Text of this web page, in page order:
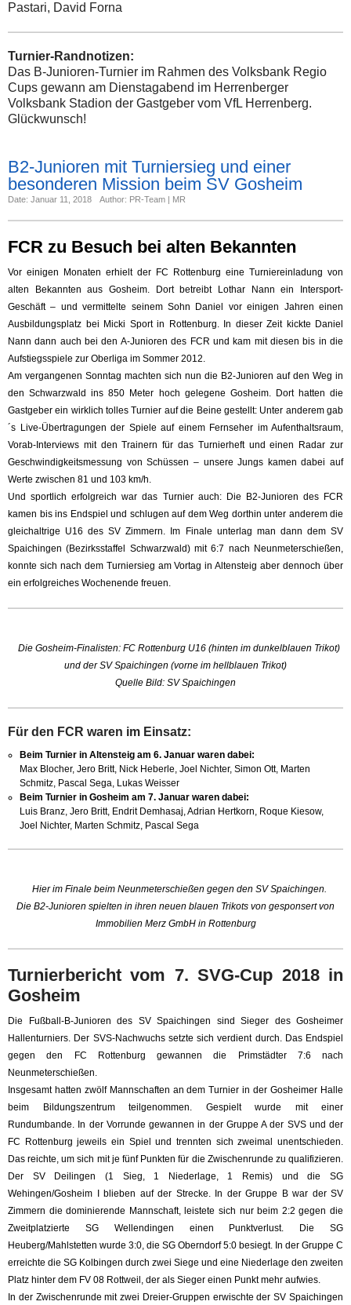
Pastari, David Forna
Turnier-Randnotizen:
Das B-Junioren-Turnier im Rahmen des Volksbank Regio
Cups gewann am Dienstagabend im Herrenberger
Volksbank Stadion der Gastgeber vom VfL Herrenberg.
Glückwunsch!
B2-Junioren mit Turniersieg und einer
besonderen Mission beim SV Gosheim
Date: Januar 11, 2018 Author: PR-Team | MR
FCR zu Besuch bei alten Bekannten
Vor einigen Monaten erhielt der FC Rottenburg eine Turniereinladung von
alten Bekannten aus Gosheim. Dort betreibt Lothar Nann ein Intersport-
Geschäft – und vermittelte seinem Sohn Daniel vor einigen Jahren einen
Ausbildungsplatz bei Micki Sport in Rottenburg. In dieser Zeit kickte Daniel
Nann dann auch bei den A-Junioren des FCR und kam mit diesen bis in die
Aufstiegsspiele zur Oberliga im Sommer 2012.
Am vergangenen Sonntag machten sich nun die B2-Junioren auf den Weg in
den Schwarzwald ins 850 Meter hoch gelegene Gosheim. Dort hatten die
Gastgeber ein wirklich tolles Turnier auf die Beine gestellt: Unter anderem gab
´s Live-Übertragungen der Spiele auf einem Fernseher im Aufenthaltsraum,
Vorab-Interviews mit den Trainern für das Turnierheft und einen Radar zur
Geschwindigkeitsmessung von Schüssen – unsere Jungs kamen dabei auf
Werte zwischen 81 und 103 km/h.
Und sportlich erfolgreich war das Turnier auch: Die B2-Junioren des FCR
kamen bis ins Endspiel und schlugen auf dem Weg dorthin unter anderem die
gleichaltrige U16 des SV Zimmern. Im Finale unterlag man dann dem SV
Spaichingen (Bezirksstaffel Schwarzwald) mit 6:7 nach Neunmeterschießen,
konnte sich nach dem Turniersieg am Vortag in Altensteig aber dennoch über
ein erfolgreiches Wochenende freuen.
Die Gosheim-Finalisten: FC Rottenburg U16 (hinten im dunkelblauen Trikot)
und der SV Spaichingen (vorne im hellblauen Trikot)
Quelle Bild: SV Spaichingen
Für den FCR waren im Einsatz:
Beim Turnier in Altensteig am 6. Januar waren dabei:
Max Blocher, Jero Britt, Nick Heberle, Joel Nichter, Simon Ott, Marten
Schmitz, Pascal Sega, Lukas Weisser
Beim Turnier in Gosheim am 7. Januar waren dabei:
Luis Branz, Jero Britt, Endrit Demhasaj, Adrian Hertkorn, Roque Kiesow,
Joel Nichter, Marten Schmitz, Pascal Sega
Hier im Finale beim Neunmeterschießen gegen den SV Spaichingen.
Die B2-Junioren spielten in ihren neuen blauen Trikots von gesponsert von
Immobilien Merz GmbH in Rottenburg
Turnierbericht vom 7. SVG-Cup 2018 in
Gosheim
Die Fußball-B-Junioren des SV Spaichingen sind Sieger des Gosheimer
Hallenturniers. Der SVS-Nachwuchs setzte sich verdient durch. Das Endspiel
gegen den FC Rottenburg gewannen die Primstädter 7:6 nach
Neunmeterschießen.
Insgesamt hatten zwölf Mannschaften an dem Turnier in der Gosheimer Halle
beim Bildungszentrum teilgenommen. Gespielt wurde mit einer
Rundumbande. In der Vorrunde gewannen in der Gruppe A der SVS und der
FC Rottenburg jeweils ein Spiel und trennten sich zweimal unentschieden.
Das reichte, um sich mit je fünf Punkten für die Zwischenrunde zu qualifizieren.
Der SV Deilingen (1 Sieg, 1 Niederlage, 1 Remis) und die SG
Wehingen/Gosheim I blieben auf der Strecke. In der Gruppe B war der SV
Zimmern die dominierende Mannschaft, leistete sich nur beim 2:2 gegen die
Zweitplatzierte SG Wellendingen einen Punktverlust. Die SG
Heuberg/Mahlstetten wurde 3:0, die SG Oberndorf 5:0 besiegt. In der Gruppe C
erreichte die SG Kolbingen durch zwei Siege und eine Niederlage den zweiten
Platz hinter dem FV 08 Rottweil, der als Sieger einen Punkt mehr aufwies.
In der Zwischenrunde mit zwei Dreier-Gruppen erwischte der SV Spaichingen